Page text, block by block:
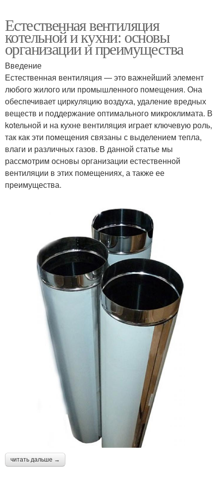
Естественная вентиляция
котельной и кухни: основы
организации и преимущества
Введение
Естественная вентиляция — это важнейший элемент
любого жилого или промышленного помещения. Она
обеспечивает циркуляцию воздуха, удаление вредных
веществ и поддержание оптимального микроклимата. В
kotельной и на кухне вентиляция играет ключевую роль,
так как эти помещения связаны с выделением тепла,
влаги и различных газов. В данной статье мы
рассмотрим основы организации естественной
вентиляции в этих помещениях, а также ее
преимущества.
читать дальше →